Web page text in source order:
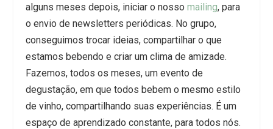
alguns meses depois, iniciar o nossomailing, para
o envio de newsletters periódicas. No grupo,
conseguimos trocar ideias, compartilhar o que
estamos bebendo e criar um clima de amizade.
Fazemos, todos os meses, um evento de
degustação, em que todos bebem o mesmo estilo
de vinho, compartilhando suas experiências. É um
espaço de aprendizado constante, para todos nós.